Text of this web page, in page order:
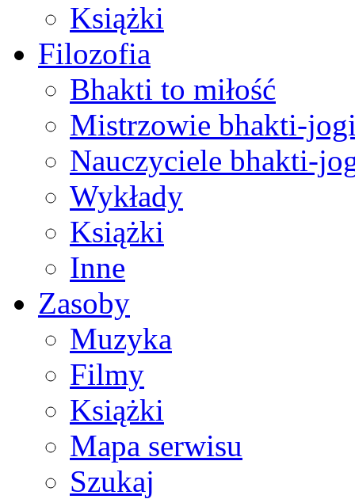
Książki
Filozofia
Bhakti to miłość
Mistrzowie bhakti-
Nauczyciele bhakti-
Wykłady
Książki
Inne
Zasoby
Muzyka
Filmy
Książki
Mapa serwisu
Szukaj